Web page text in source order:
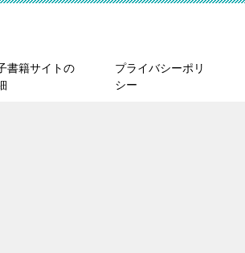
書籍サイトの
プライバシーポリ
シー